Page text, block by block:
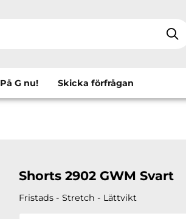
På G nu! Skicka förfrågan
Shorts 2902 GWM Svart
Fristads - Stretch - Lättvikt